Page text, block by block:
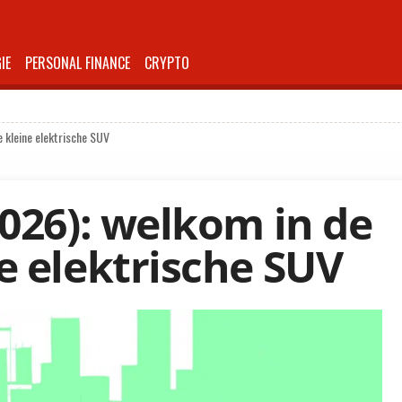
PERSONAL FINANCE CRYPTO
kleine elektrische SUV
welkom in de
elektrische SUV